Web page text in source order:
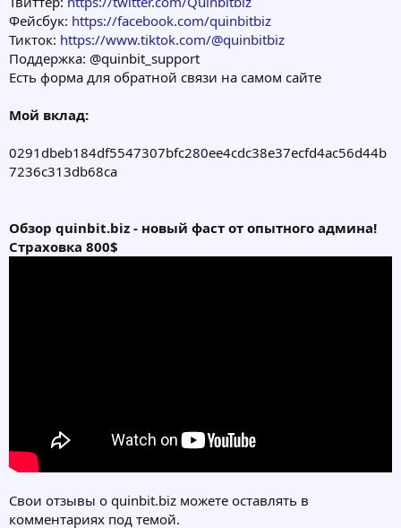
Фейсбук: https://facebook.com/quinbitbiz
Тикток: https://www.tiktok.com/@quinbitbiz
Поддержка: @quinbit_support
Есть форма для обратной связи на самом сайте
Мой вклад:
0291dbeb184df5547307bfc280ee4cdc38e37ecfd4ac56d44b
7236c313db68ca
Обзор quinbit.biz - новый фаст от опытного админа!
Страховка 800$
Свои отзывы о quinbit.biz можете оставлять в
комментариях под темой.